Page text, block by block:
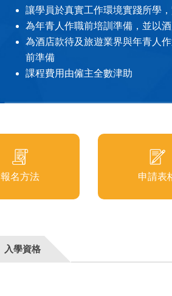
讓學員於真實工作環境實踐所學
為年青人作職前培訓準備，並以
為酒店款待及旅遊業界與年青人
前準備
課程費用由僱主全數津助
報名方法 申請表
入學資格